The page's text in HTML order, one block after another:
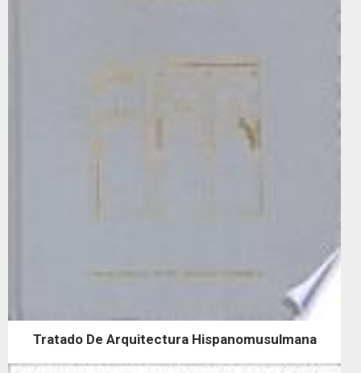
Tratado De Arquitectura Hispanomusulmana